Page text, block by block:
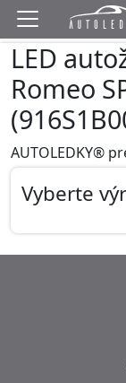
LED
Romeo
AUTOLEDKY®
Vyberte